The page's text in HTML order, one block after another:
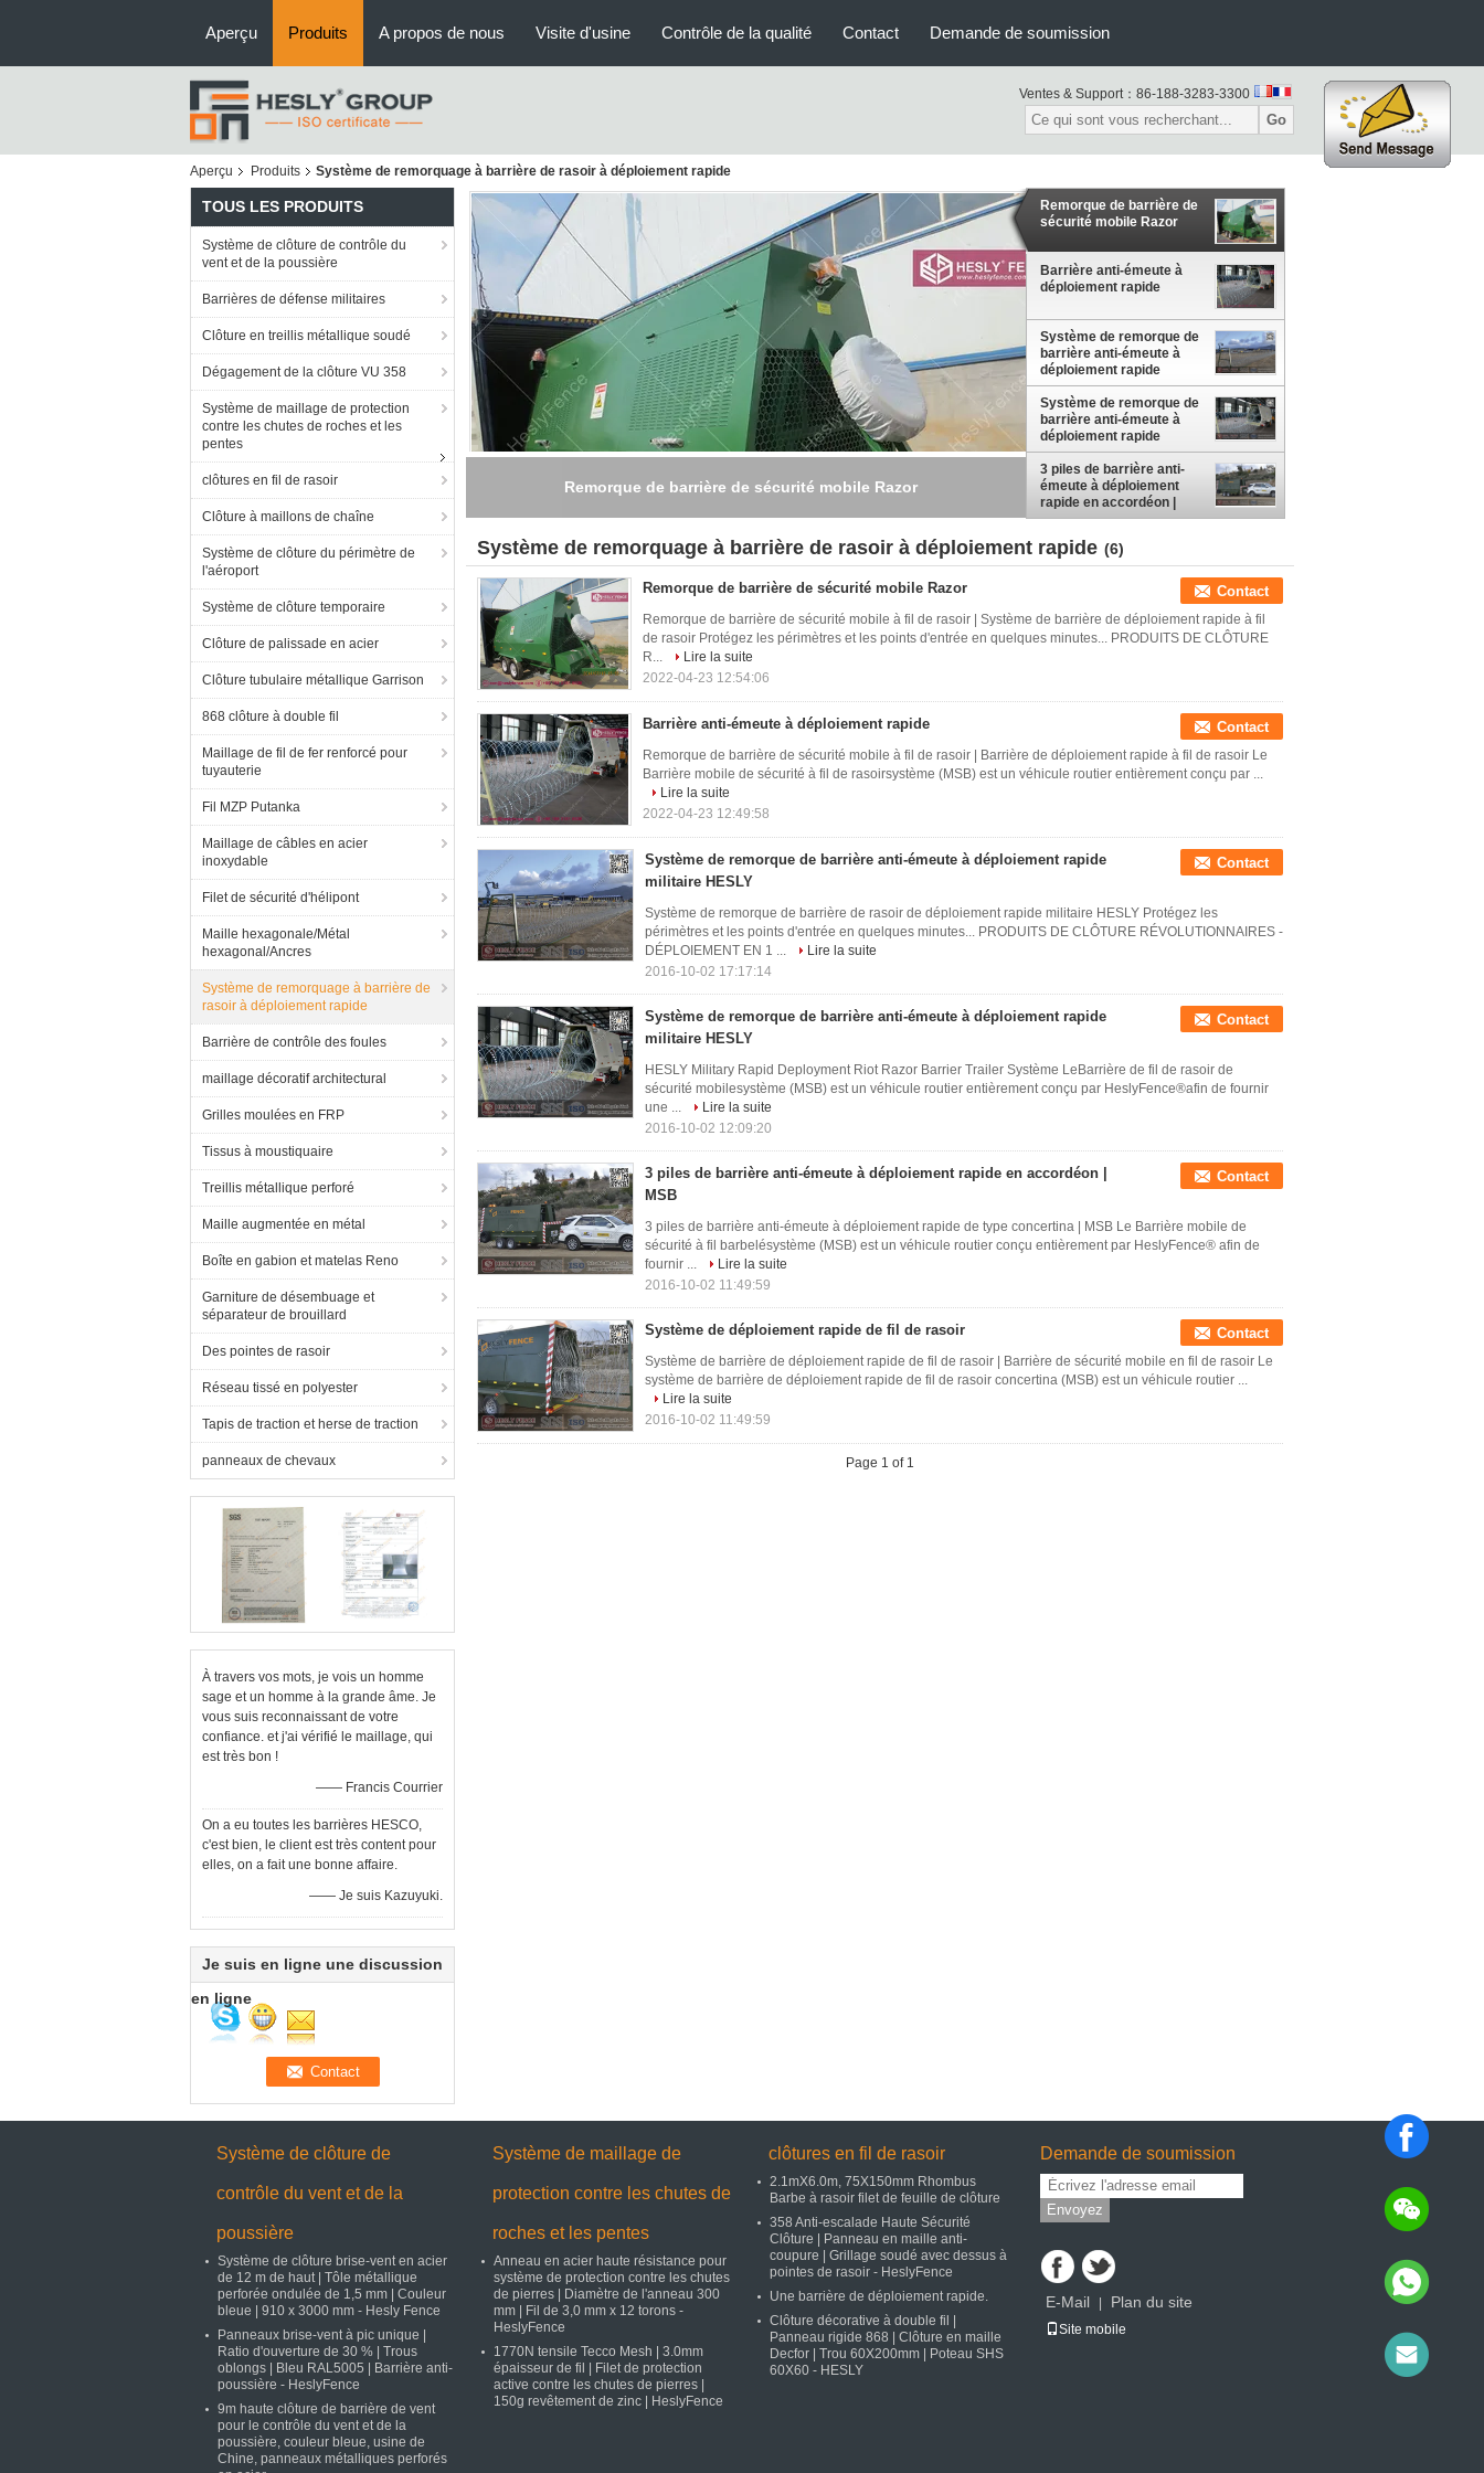
Aperçu Produits A propos de nous Visite d'usine Contrôle de la qualité Contact Demande de soumission
Ventes & Support： 86-188-3283-3300
Go
Aperçu Produits Système de remorquage à barrière de rasoir à déploiement rapide
TOUS LES PRODUITS
Système de clôture de contrôle du
vent et de la poussière
Barrières de défense militaires
Clôture en treillis métallique soudé
Dégagement de la clôture VU 358
Système de maillage de protection
contre les chutes de roches et les
pentes
clôtures en fil de rasoir
Clôture à maillons de chaîne
Système de clôture du périmètre de
l'aéroport
Système de clôture temporaire
Clôture de palissade en acier
Clôture tubulaire métallique Garrison
868 clôture à double fil
Maillage de fil de fer renforcé pour
tuyauterie
Fil MZP Putanka
Maillage de câbles en acier
inoxydable
Filet de sécurité d'hélipont
Maille hexagonale/Métal
hexagonal/Ancres
Système de remorquage à barrière de
rasoir à déploiement rapide
Barrière de contrôle des foules
maillage décoratif architectural
Grilles moulées en FRP
Tissus à moustiquaire
Treillis métallique perforé
Maille augmentée en métal
Boîte en gabion et matelas Reno
Garniture de désembuage et
séparateur de brouillard
Des pointes de rasoir
Réseau tissé en polyester
Tapis de traction et herse de traction
panneaux de chevaux
À travers vos mots, je vois un homme
sage et un homme à la grande âme. Je
vous suis reconnaissant de votre
confiance. et j'ai vérifié le maillage, qui
est très bon !
—— Francis Courrier
On a eu toutes les barrières HESCO,
c'est bien, le client est très content pour
elles, on a fait une bonne affaire.
—— Je suis Kazuyuki.
Je suis en ligne une discussion
en ligne
Barrière anti-émeute à déploiement rapide
Remorque de barrière de
sécurité mobile Razor
Barrière anti-émeute à
déploiement rapide
Système de remorque de
barrière anti-émeute à
déploiement rapide
militaire HESLY
Système de remorque de
barrière anti-émeute à
déploiement rapide
militaire HESLY
3 piles de barrière anti-
émeute à déploiement
rapide en accordéon |
MSB
Système de remorquage à barrière de rasoir à déploiement rapide (6)
Remorque de barrière de sécurité mobile Razor Contact
Remorque de barrière de sécurité mobile à fil de rasoir | Système de barrière de déploiement rapide à fil
de rasoir Protégez les périmètres et les points d'entrée en quelques minutes... PRODUITS DE CLÔTURE
R...
Lire la suite
2022-04-23 12:54:06
Barrière anti-émeute à déploiement rapide Contact
Remorque de barrière de sécurité mobile à fil de rasoir | Barrière de déploiement rapide à fil de rasoir Le
Barrière mobile de sécurité à fil de rasoirsystème (MSB) est un véhicule routier entièrement conçu par ...
Lire la suite
2022-04-23 12:49:58
Système de remorque de barrière anti-émeute à déploiement rapide
militaire HESLY
Contact
Système de remorque de barrière de rasoir de déploiement rapide militaire HESLY Protégez les
périmètres et les points d'entrée en quelques minutes... PRODUITS DE CLÔTURE RÉVOLUTIONNAIRES -
DÉPLOIEMENT EN 1 ...
Lire la suite
2016-10-02 17:17:14
Système de remorque de barrière anti-émeute à déploiement rapide
militaire HESLY
Contact
HESLY Military Rapid Deployment Riot Razor Barrier Trailer Système LeBarrière de fil de rasoir de
sécurité mobilesystème (MSB) est un véhicule routier entièrement conçu par HeslyFence®afin de fournir
une ...
Lire la suite
2016-10-02 12:09:20
3 piles de barrière anti-émeute à déploiement rapide en accordéon |
MSB
Contact
3 piles de barrière anti-émeute à déploiement rapide de type concertina | MSB Le Barrière mobile de
sécurité à fil barbelésystème (MSB) est un véhicule routier conçu entièrement par HeslyFence® afin de
fournir ...
Lire la suite
2016-10-02 11:49:59
Système de déploiement rapide de fil de rasoir Contact
Système de barrière de déploiement rapide de fil de rasoir | Barrière de sécurité mobile en fil de rasoir Le
système de barrière de déploiement rapide de fil de rasoir concertina (MSB) est un véhicule routier ...
Lire la suite
2016-10-02 11:49:59
Page 1 of 1
Système de clôture de
contrôle du vent et de la
poussière
Système de clôture brise-vent en acier
de 12 m de haut | Tôle métallique
perforée ondulée de 1,5 mm | Couleur
bleue | 910 x 3000 mm - Hesly Fence
Panneaux brise-vent à pic unique |
Ratio d'ouverture de 30 % | Trous
oblongs | Bleu RAL5005 | Barrière anti-
poussière - HeslyFence
9m haute clôture de barrière de vent
pour le contrôle du vent et de la
poussière, couleur bleue, usine de
Chine, panneaux métalliques perforés
Système de maillage de
protection contre les chutes de
roches et les pentes
Anneau en acier haute résistance pour
système de protection contre les chutes
de pierres | Diamètre de l'anneau 300
mm | Fil de 3,0 mm x 12 torons -
HeslyFence
1770N tensile Tecco Mesh | 3.0mm
épaisseur de fil | Filet de protection
active contre les chutes de pierres |
150g revêtement de zinc | HeslyFence
clôtures en fil de rasoir
2.1mX6.0m, 75X150mm Rhombus
Barbe à rasoir filet de feuille de clôture
358 Anti-escalade Haute Sécurité
Clôture | Panneau en maille anti-
coupure | Grillage soudé avec dessus à
pointes de rasoir - HeslyFence
Une barrière de déploiement rapide.
Clôture décorative à double fil |
Panneau rigide 868 | Clôture en maille
Decfor | Trou 60X200mm | Poteau SHS
60X60 - HESLY
Demande de soumission
Envoyez
E-Mail | Plan du site
Site mobile